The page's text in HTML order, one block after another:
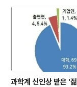
과학계 신인상 받은 '